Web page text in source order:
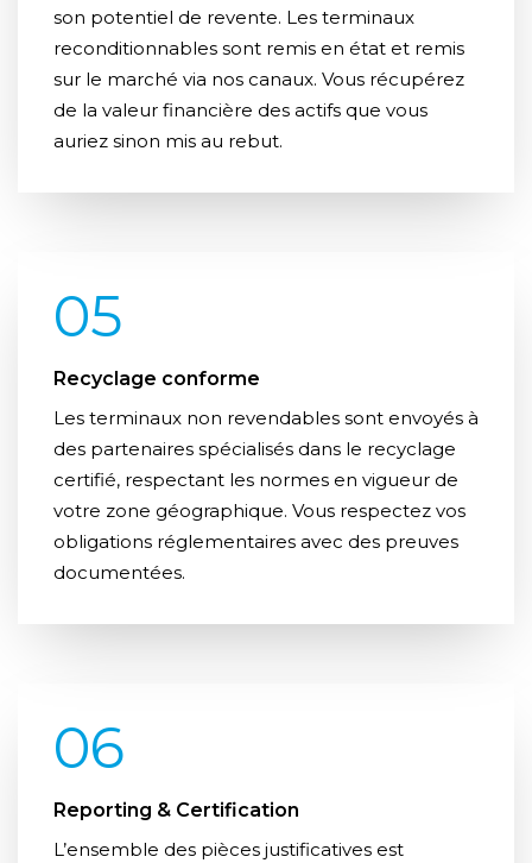
son potentiel de revente. Les terminaux
reconditionnables sont remis en état et remis
sur le marché via nos canaux. Vous récupérez
de la valeur financière des actifs que vous
auriez sinon mis au rebut.
05
Recyclage conforme
Les terminaux non revendables sont envoyés à
des partenaires spécialisés dans le recyclage
certifié, respectant les normes en vigueur de
votre zone géographique. Vous respectez vos
obligations réglementaires avec des preuves
documentées.
06
Reporting & Certification
L’ensemble des pièces justificatives est